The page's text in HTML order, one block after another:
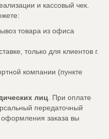
и кассовый чек.
товара из офиса
только для клиентов г.
компании (пункте
лиц . При оплате
передаточный
заказа вы